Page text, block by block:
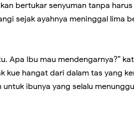
bertukar senyuman tanpa
sejak ayahnya meninggal lima
Apa Ibu mau mendengarnya?”
kue hangat dari dalam tas yang
ibunya yang selalu menunggu